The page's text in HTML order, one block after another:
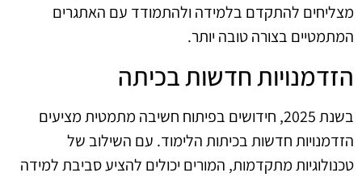
מצליחים להתקדם בלמידה ולהתמודד עם האתגרים
המתמטיים בצורה טובה יותר.
הזדמנויות חדשות בכיתה
בשנת 2025, חידושים בפיתוח חשיבה מתמטית מציעים
הזדמנויות חדשות בכיתות הלימוד. עם השילוב של
טכנולוגיות מתקדמות, המורים יכולים להציע סביבת למידה